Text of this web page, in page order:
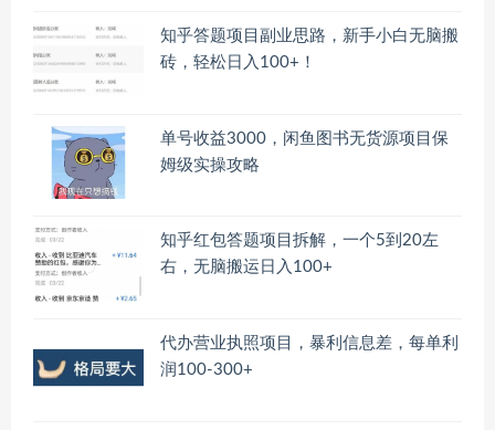
知乎答题项目副业思路，新手小白无脑搬
砖，轻松日入100+！
单号收益3000，闲鱼图书无货源项目保
姆级实操攻略
知乎红包答题项目拆解，一个5到20左
右，无脑搬运日入100+
代办营业执照项目，暴利信息差，每单利
润100-300+